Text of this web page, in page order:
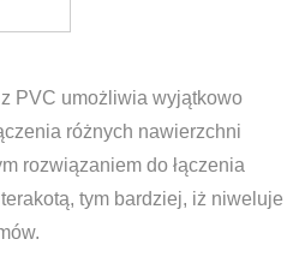
PVC umożliwia wyjątkowo
różnych nawierzchni
rozwiązaniem do łączenia
tym bardziej, iż niweluje